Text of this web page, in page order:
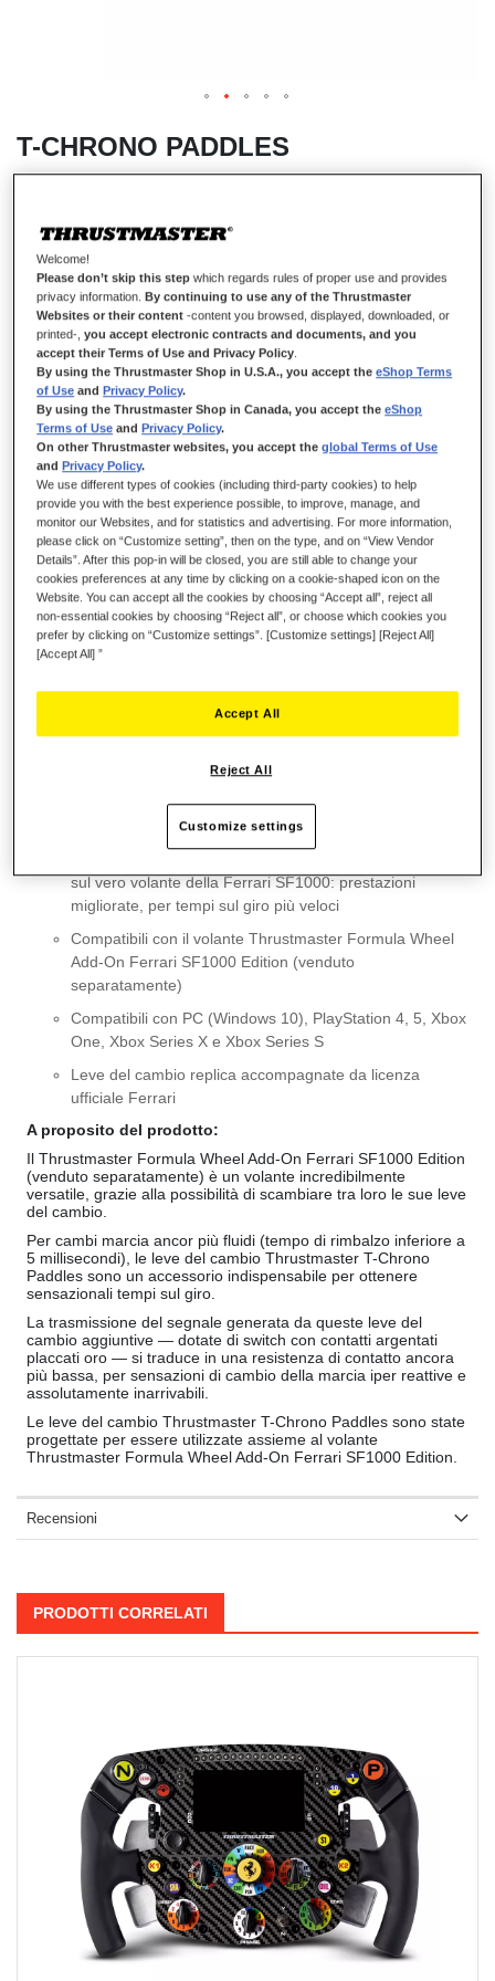
T-CHRONO PADDLES
DISPONIBILE
Thrustmaster T-Chrono Paddles, Leve del Cambio Push-Pull,
Posizionamento Replica, Switch con Contatti Argentati, PC, PS4, PS5,
Xbox One e Xbox Series X|S, su Licenza Ferrari.
69,99 €
AGGIUNGI AL CARRELLO
Lista dei desideri
Sii il primo a recensire questo prodotto
Dettagli
Punti chiave:
Leve del cambio totalmente in alluminio: robuste,
(meno di 5 millisecondi)
Trasmissione velocissima: switch con contatti argentati
placcati oro, per una bassa resistenza di contatto
sul vero volante della Ferrari SF1000: prestazioni
migliorate, per tempi sul giro più veloci
Compatibili con il volante Thrustmaster Formula Wheel
Add-On Ferrari SF1000 Edition (venduto
separatamente)
Compatibili con PC (Windows 10), PlayStation 4, 5, Xbox
One, Xbox Series X e Xbox Series S
Leve del cambio replica accompagnate da licenza
ufficiale Ferrari
A proposito del prodotto:
Il Thrustmaster Formula Wheel Add-On Ferrari SF1000 Edition
(venduto separatamente) è un volante incredibilmente
versatile, grazie alla possibilità di scambiare tra loro le sue leve
del cambio.
Per cambi marcia ancor più fluidi (tempo di rimbalzo inferiore a
5 millisecondi), le leve del cambio Thrustmaster T-Chrono
Paddles sono un accessorio indispensabile per ottenere
sensazionali tempi sul giro.
La trasmissione del segnale generata da queste leve del
cambio aggiuntive — dotate di switch con contatti argentati
placcati oro — si traduce in una resistenza di contatto ancora
più bassa, per sensazioni di cambio della marcia iper reattive e
assolutamente inarrivabili.
Le leve del cambio Thrustmaster T-Chrono Paddles sono state
progettate per essere utilizzate assieme al volante
Thrustmaster Formula Wheel Add-On Ferrari SF1000 Edition.
Recensioni
PRODOTTI CORRELATI
Welcome!
Please don’t skip this step which regards rules of proper use and provides
privacy information.By continuing to use any of the Thrustmaster
Websites or their content -content you browsed, displayed, downloaded, or
printed-,you accept electronic contracts and documents, and you
accept their Terms of Use and Privacy Policy
By using the Thrustmaster Shop in U.S.A., you accept theeShop Terms
of Use andPrivacy Policy.
By using the Thrustmaster Shop in Canada, you accept theeShop
Terms of Use andPrivacy Policy.
On other Thrustmaster websites, you accept theglobal Terms of Use
andPrivacy Policy.
We use different types of cookies (including third-party cookies) to help
provide you with the best experience possible, to improve, manage, and
monitor our Websites, and for statistics and advertising. For more information,
please click on “Customize setting”, then on the type, and on “View Vendor
Details”. After this pop-in will be closed, you are still able to change your
cookies preferences at any time by clicking on a cookie-shaped icon on the
Website. You can accept all the cookies by choosing “Accept all”, reject all
non-essential cookies by choosing “Reject all”, or choose which cookies you
prefer by clicking on “Customize settings”. [Customize settings] [Reject All]
[Accept All] ”
Reject All
Accept All
Customize settings